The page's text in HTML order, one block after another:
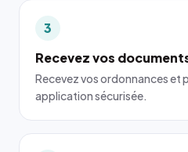
3
Recevez vos
Recevez vos ordonnances et
application sécurisée.